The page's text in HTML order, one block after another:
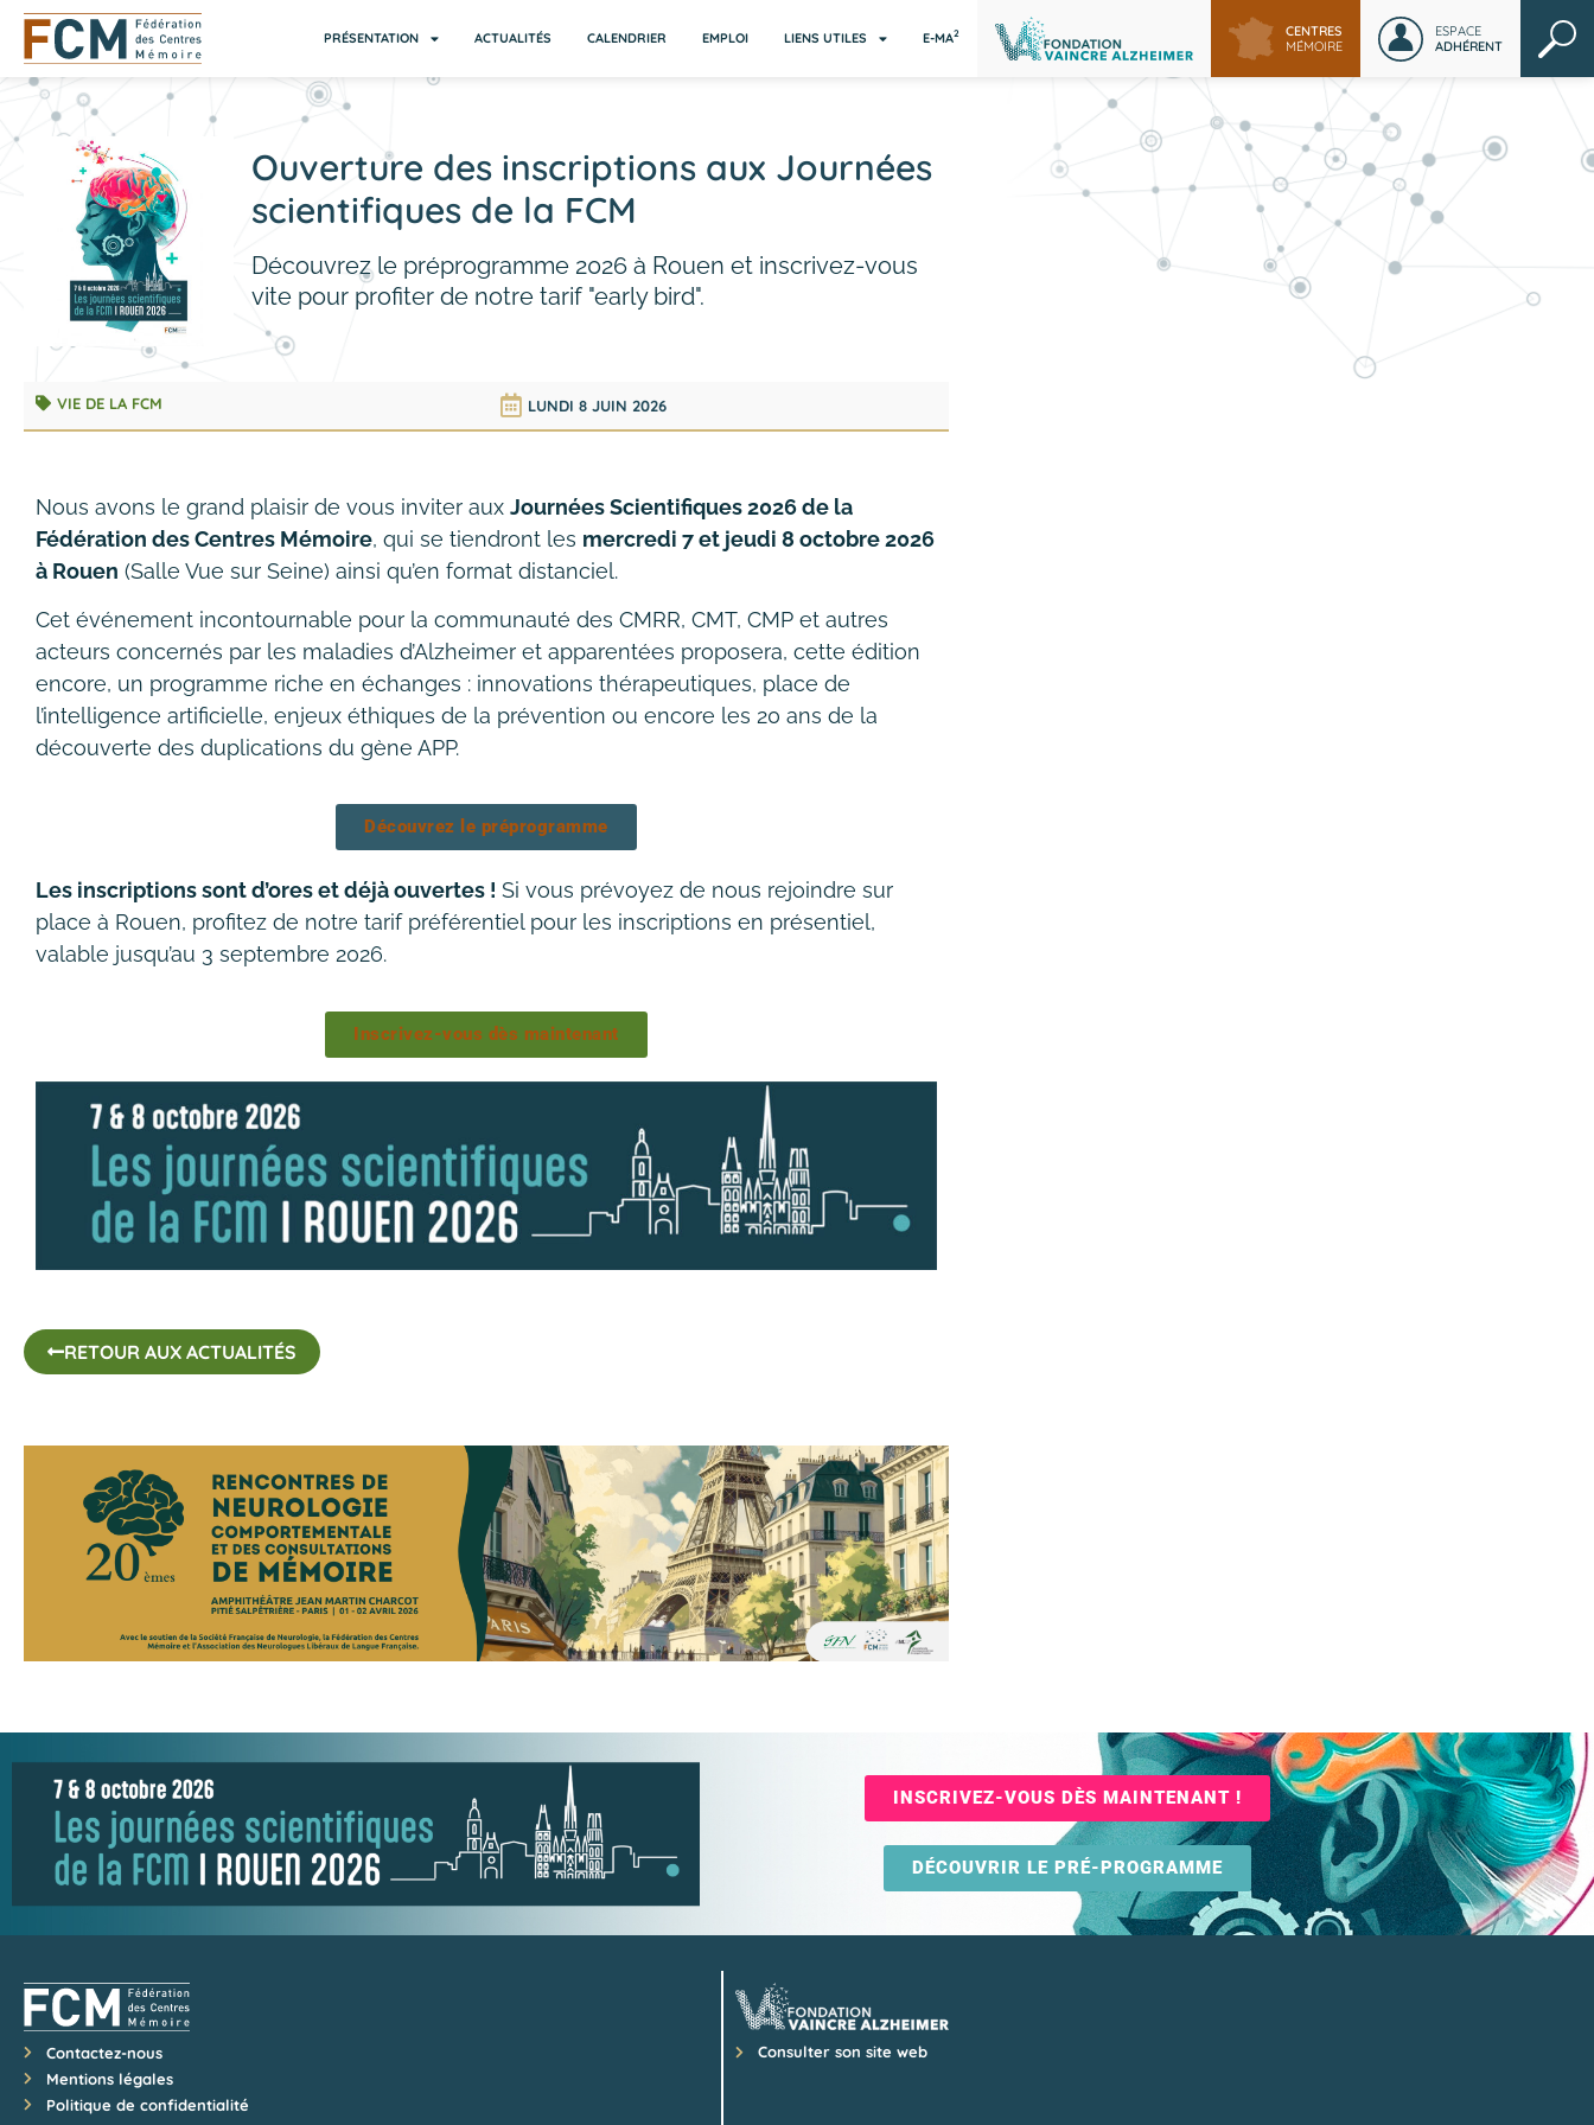
PRÉSENTATION ACTUALITÉS CALENDRIER EMPLOI LIENS UTILES E-MA2
CENTRES
MÉMOIRE
ESPACE
ADHÉRENT
Ouverture des inscriptions aux Journées
scientifiques de la FCM
Découvrez le préprogramme 2026 à Rouen et inscrivez-vous
vite pour profiter de notre tarif "early bird".
VIE DE LA FCM LUNDI 8 JUIN 2026
Nous avons le grand plaisir de vous inviter aux Journées Scientifiques 2026 de la
Fédération des Centres Mémoire, qui se tiendront les mercredi 7 et jeudi 8 octobre 2026
à Rouen (Salle Vue sur Seine) ainsi qu’en format distanciel.
Cet événement incontournable pour la communauté des CMRR, CMT, CMP et autres
acteurs concernés par les maladies d’Alzheimer et apparentées proposera, cette édition
encore, un programme riche en échanges : innovations thérapeutiques, place de
l’intelligence artificielle, enjeux éthiques de la prévention ou encore les 20 ans de la
découverte des duplications du gène APP.
Découvrez le préprogramme
Les inscriptions sont d’ores et déjà ouvertes ! Si vous prévoyez de nous rejoindre sur
place à Rouen, profitez de notre tarif préférentiel pour les inscriptions en présentiel,
valable jusqu’au 3 septembre 2026.
Inscrivez-vous dès maintenant
RETOUR AUX ACTUALITÉS
INSCRIVEZ-VOUS DÈS MAINTENANT !
DÉCOUVRIR LE PRÉ-PROGRAMME
Contactez-nous
Mentions légales
Politique de confidentialité
Consulter son site web